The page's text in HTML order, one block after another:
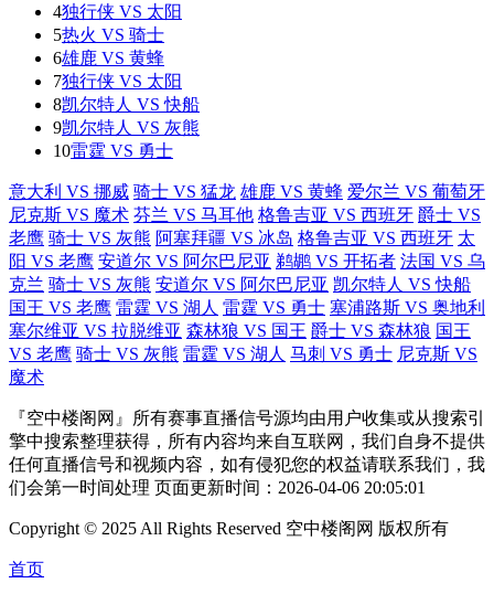
4独行侠 VS 太阳
5热火 VS 骑士
6雄鹿 VS 黄蜂
7独行侠 VS 太阳
8凯尔特人 VS 快船
9凯尔特人 VS 灰熊
10雷霆 VS 勇士
意大利 VS 挪威 骑士 VS 猛龙 雄鹿 VS 黄蜂 爱尔兰 VS 葡萄牙
尼克斯 VS 魔术 芬兰 VS 马耳他 格鲁吉亚 VS 西班牙 爵士 VS
老鹰 骑士 VS 灰熊 阿塞拜疆 VS 冰岛 格鲁吉亚 VS 西班牙 太
阳 VS 老鹰 安道尔 VS 阿尔巴尼亚 鹈鹕 VS 开拓者 法国 VS 乌
克兰 骑士 VS 灰熊 安道尔 VS 阿尔巴尼亚 凯尔特人 VS 快船
国王 VS 老鹰 雷霆 VS 湖人 雷霆 VS 勇士 塞浦路斯 VS 奥地利
塞尔维亚 VS 拉脱维亚 森林狼 VS 国王 爵士 VS 森林狼 国王
VS 老鹰 骑士 VS 灰熊 雷霆 VS 湖人 马刺 VS 勇士 尼克斯 VS
魔术
『空中楼阁网』所有赛事直播信号源均由用户收集或从搜索引
擎中搜索整理获得，所有内容均来自互联网，我们自身不提供
任何直播信号和视频内容，如有侵犯您的权益请联系我们，我
们会第一时间处理 页面更新时间：2026-04-06 20:05:01
Copyright © 2025 All Rights Reserved 空中楼阁网 版权所有
首页